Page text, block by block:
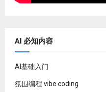
AI 必知内容
AI基础入门
氛围编程 vibe coding